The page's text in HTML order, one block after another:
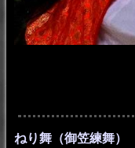
ねり舞（御笠練舞）